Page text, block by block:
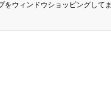
をウィンドウショッピングして